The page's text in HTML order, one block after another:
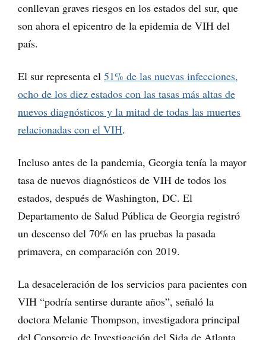
conllevan graves riesgos en los estados del sur, que
son ahora el epicentro de la epidemia de VIH del
país.
El sur representa el 51% de las nuevas infecciones,
ocho de los diez estados con las tasas más altas de
nuevos diagnósticos y la mitad de todas las muertes
relacionadas con el VIH.
Incluso antes de la pandemia, Georgia tenía la mayor
tasa de nuevos diagnósticos de VIH de todos los
estados, después de Washington, DC. El
Departamento de Salud Pública de Georgia registró
un descenso del 70% en las pruebas la pasada
primavera, en comparación con 2019.
La desaceleración de los servicios para pacientes con
VIH “podría sentirse durante años”, señaló la
doctora Melanie Thompson, investigadora principal